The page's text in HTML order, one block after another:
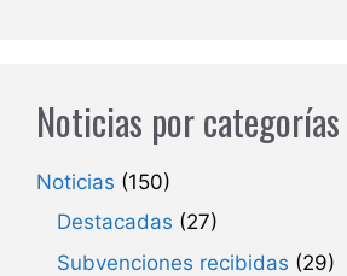
Noticias por categorías
Noticias (150)
Destacadas (27)
Subvenciones recibidas (29)